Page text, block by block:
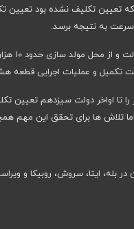
شیراز – بوشهر که تعیین تکلیف نشده
قادری
تکمیل و عملیات اجرایی قطعه
را تا اواخر دولت سیزدهم
بله، ایتا، سروش، روبیکا و